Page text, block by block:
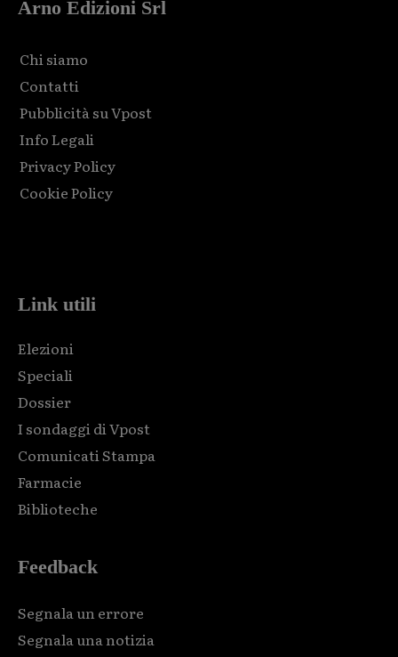
Arno Edizioni Srl
Chi siamo
Contatti
Pubblicità su Vpost
Info Legali
Privacy Policy
Cookie Policy
Link utili
Elezioni
Speciali
Dossier
I sondaggi di Vpost
Comunicati Stampa
Farmacie
Biblioteche
Feedback
Segnala un errore
Segnala una notizia